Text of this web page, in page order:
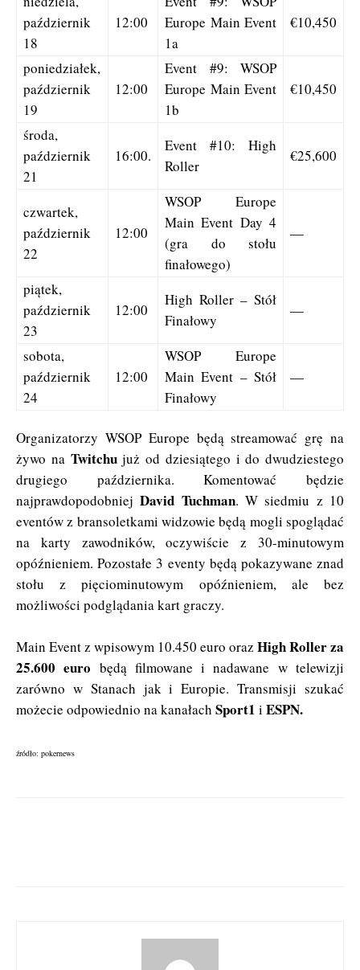
październik
18
12:00
Europe Main Event
1a
€10,450
poniedziałek,
październik
19
12:00
Event #9: WSOP
Europe Main Event
1b
€10,450
środa,
październik
21
16:00.
Event #10: High
Roller
€25,600
czwartek,
październik
22
12:00
WSOP Europe
Main Event Day 4
(gra do stołu
finałowego)
—
piątek,
październik
23
12:00
High Roller – Stół
Finałowy
—
sobota,
październik
24
12:00
WSOP Europe
Main Event – Stół
Finałowy
—
Organizatorzy WSOP Europe będą streamować grę na
żywo na Twitchujuż od dziesiątego i do dwudziestego
drugiego października. Komentować będzie
najprawdopodobniejDavid Tuchman. W siedmiu z 10
eventów z bransoletkami widzowie będą mogli spoglądać
na karty zawodników, oczywiście z 30-minutowym
opóźnieniem. Pozostałe 3 eventy będą pokazywane znad
stołu z pięciominutowym opóźnieniem, ale bez
możliwości podglądania kart graczy.
Main Event z wpisowym 10.450 euro oraz High Roller za
25.600 euro będą filmowane i nadawane w telewizji
zarówno w Stanach jak i Europie. Transmisji szukać
możecie odpowiednio na kanałach Sport1 i ESPN.
źródło: pokernews